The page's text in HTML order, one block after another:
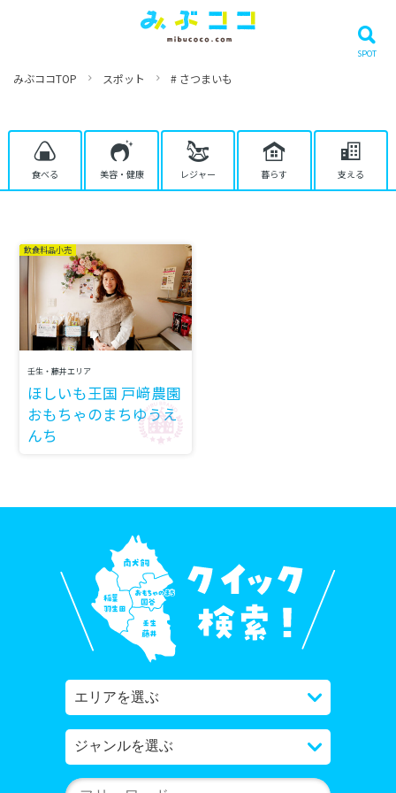
みぶココTOP スポット # さつまいも
食べる 美容・健康 レジャー 暮らす 支える
飲食料品小売
壬生・藤井エリア
ほしいも王国 戸﨑農園
おもちゃのまちゆうえ
んち